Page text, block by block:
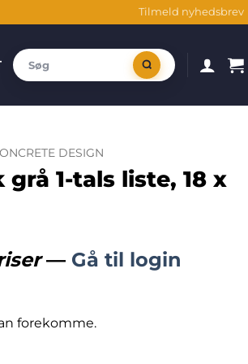
Tilmeld nyhedsbrev
DESIGN
1-tals liste, 18 x
— Gå til login
forekomme.